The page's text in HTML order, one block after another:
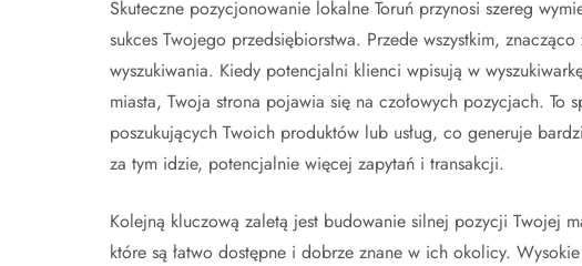
Skuteczne pozycjonowanie lokalne Toruń przynosi szereg
sukces Twojego przedsiębiorstwa. Przede wszystkim,
wyszukiwania. Kiedy potencjalni klienci wpisują w
miasta, Twoja strona pojawia się na czołowych pozycjach. To
poszukujących Twoich produktów lub usług, co generuje
za tym idzie, potencjalnie więcej zapytań i transakcji.
Kolejną kluczową zaletą jest budowanie silnej pozycji Twojej
które są łatwo dostępne i dobrze znane w ich okolicy.